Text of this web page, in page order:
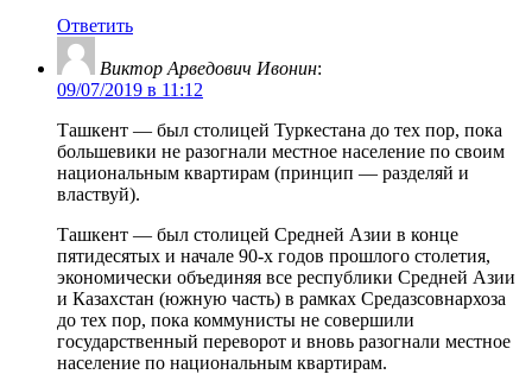
Ответить
Виктор Арведович Ивонин:
09/07/2019 в 11:12
Ташкент — был столицей Туркестана до тех пор, пока
большевики не разогнали местное население по своим
национальным квартирам (принцип — разделяй и
властвуй).
Ташкент — был столицей Средней Азии в конце
пятидесятых и начале 90-х годов прошлого столетия,
экономически объединяя все республики Средней Азии
и Казахстан (южную часть) в рамках Средазсовнархоза
до тех пор, пока коммунисты не совершили
государственный переворот и вновь разогнали местное
население по национальным квартирам.